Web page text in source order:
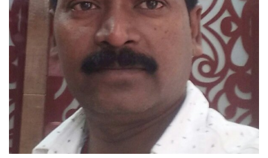
मूवी मसाला
लाइफ स्टाइल
पर्यटन
धर्म
अन्य